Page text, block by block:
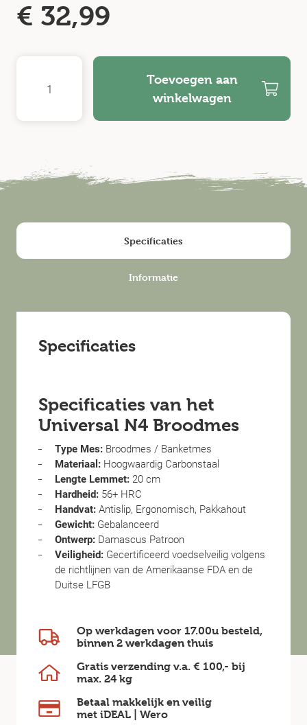
€ 32,99
Toevoegen aan
winkelwagen
Specificaties
Informatie
Specificaties
Specificaties van het
Universal N4 Broodmes
Type Mes: Broodmes / Banketmes
Materiaal: Hoogwaardig Carbonstaal
Lengte Lemmet: 20 cm
Hardheid: 56+ HRC
Handvat: Antislip, Ergonomisch, Pakkahout
Gewicht: Gebalanceerd
Ontwerp: Damascus Patroon
Veiligheid: Gecertificeerd voedselveilig volgens
de richtlijnen van de Amerikaanse FDA en de
Duitse LFGB
Op werkdagen voor 17.00u besteld,
binnen 2 werkdagen thuis
Gratis verzending v.a. € 100,- bij
max. 24 kg
Betaal makkelijk en veilig
met iDEAL | Wero